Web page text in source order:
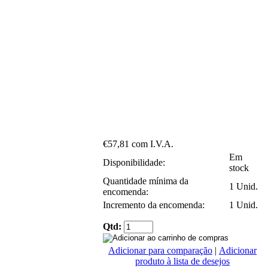
€57,81 com I.V.A.
Disponibilidade:
Em
stock
Quantidade mínima da
encomenda:
1 Unid.
Incremento da encomenda:
1 Unid.
Qtd:
Adicionar para comparação | Adicionar
produto à lista de desejos